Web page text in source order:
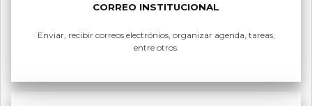
CORREO INSTITUCIONAL
Enviar, recibir correos electrónios, organizar agenda, tareas,
entre otros.